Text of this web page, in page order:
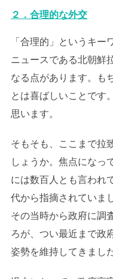
２．合理的な外交
「合理的」というキー
ニュースである北朝鮮
なる点があります。も
とは喜ばしいことです
思います。
そもそも、ここまで拉
しょうか。焦点になっ
には数百人とも言われ
代から指摘されていま
その当時から政府に調
ろが、つい最近まで政
姿勢を維持してきまし